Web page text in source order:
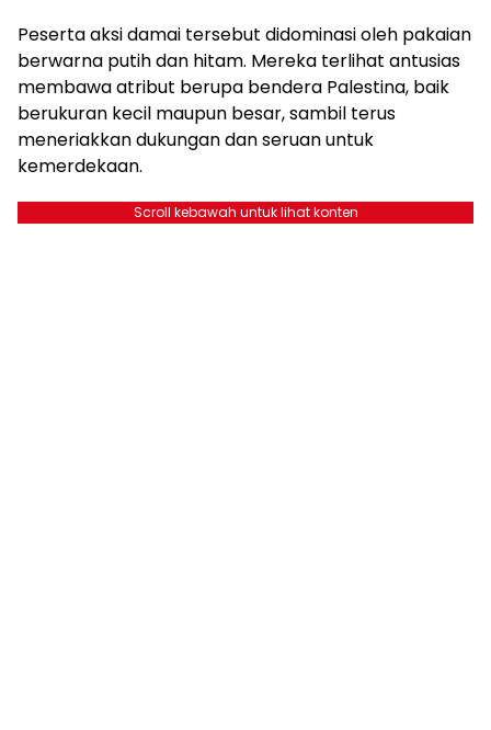
Peserta aksi damai tersebut didominasi oleh pakaian
berwarna putih dan hitam. Mereka terlihat antusias
membawa atribut berupa bendera Palestina, baik
berukuran kecil maupun besar, sambil terus
meneriakkan dukungan dan seruan untuk
kemerdekaan.
Scroll kebawah untuk lihat konten